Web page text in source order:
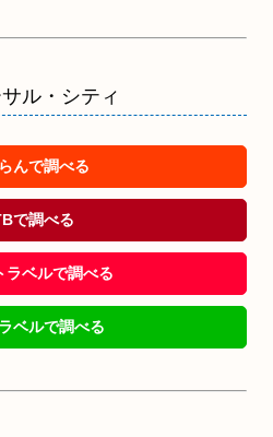
ル・シティ
んで調べる
で調べる
ラベルで調べる
ベルで調べる